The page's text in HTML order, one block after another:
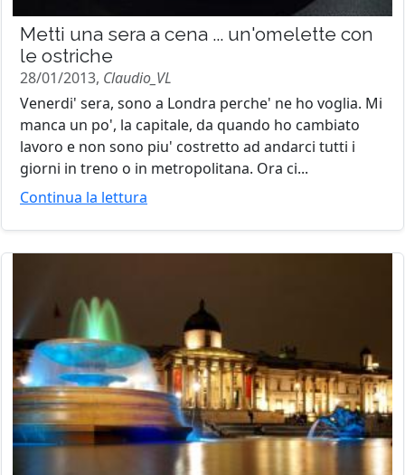
Metti una sera a cena ... un'omelette con
le ostriche
28/01/2013, Claudio_VL
Venerdi' sera, sono a Londra perche' ne ho voglia. Mi
manca un po', la capitale, da quando ho cambiato
lavoro e non sono piu' costretto ad andarci tutti i
giorni in treno o in metropolitana. Ora ci...
Continua la lettura